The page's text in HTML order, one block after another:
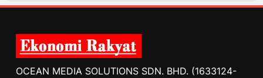
OCEAN MEDIA SOLUTIONS SDN. BHD. (1633124-